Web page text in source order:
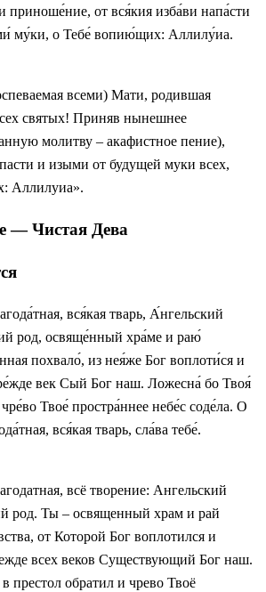
от вся́кия изба́ви напа́сти
му́ки, о Тебе́ вопию́щих: Аллилу́иа.
всеми) Мати, родившая
святых! Приняв нынешнее
молитву – акафистное пение),
и изыми от будущей муки всех,
Аллилуиа».
— Чистая Дева
вся́кая тварь, А́нгельский
род, освяще́нный хра́ме и раю́
похвало́, из нея́же Бог воплоти́ся и
век Сый Бог наш. Ложесна́ бо Твоя́
Твое́ простра́ннее небе́с соде́ла. О
вся́кая тварь, сла́ва тебе́.
всё творение: Ангельский
род. Ты – освященный храм и рай
от Которой Бог воплотился и
всех веков Существующий Бог наш.
престол обратил и чрево Твоё